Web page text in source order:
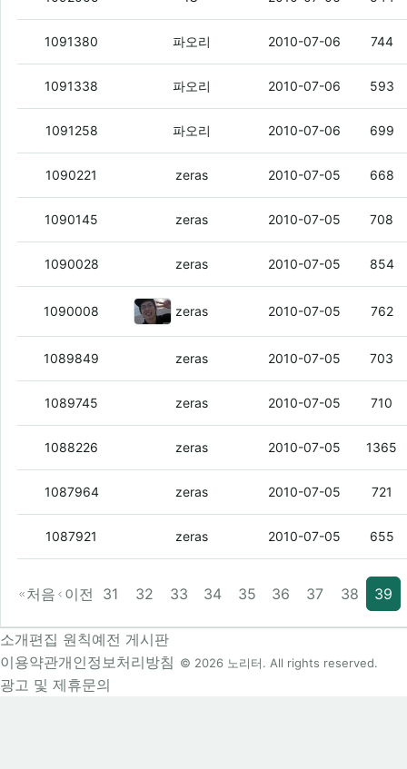
1091380 아이유 - Loving you (live) 마음좀 정화
파오리 2010-07-06 744
1091338 아이유 - 기차를 타고
파오리 2010-07-06 593
1091258 윤하, 김범수 - 헤어진 후에야 알 수 있는
파오리 2010-07-06 699
1090221 인디언팜(indian palm) - 벗(With
zeras 2010-07-05 668
1090145 인디언팜(indian palm) - Come Closer
zeras 2010-07-05 708
1090028 D.C(fear. Mad C)- 새벽에 쓴 일기
zeras 2010-07-05 854
1090008 이별은 (Feat. DC) - Mad Clown
zeras 2010-07-05 762
1089849 Kebee - One Way (Feat. Verbal Jint,
zeras 2010-07-05 703
1089745 Minos in Nuol (ft. Mecca) -
zeras 2010-07-05 710
1088226 윤종신 - 출국 (with 하림) LIVE
zeras 2010-07-05 1365
1087964 Nujabes- Aruarian Dance(2)
zeras 2010-07-05 721
1087921 Simon Dominic - 난치병 (by Hareem)
zeras 2010-07-05 655
처음 이전 31 32 33 34 35 36 37 38 39
소개편집 원칙예전 게시판
이용약관개인정보처리방침
광고 및 제휴문의
© 2026 노리터. All rights reserved.